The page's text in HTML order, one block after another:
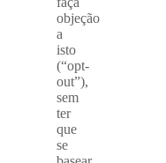
objeção
a
isto
(“opt-
out”),
sem
ter
que
se